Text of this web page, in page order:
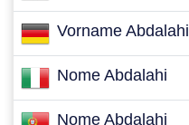
Vorname Abdalahi
Nome Abdalahi
Nome Abdalahi